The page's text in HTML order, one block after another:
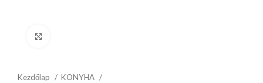
Kezdőlap
KONYHA